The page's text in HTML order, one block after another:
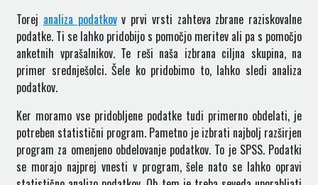
Torej analiza podatkovv prvi vrsti zahteva zbrane raziskovalne
podatke. Ti se lahko pridobijo s pomočjo meritev ali pa s pomočjo
anketnih vprašalnikov. Te reši naša izbrana ciljna skupina, na
primer srednješolci. Šele ko pridobimo to, lahko sledi analiza
podatkov.
Ker moramo vse pridobljene podatke tudi primerno obdelati, je
potreben statistični program. Pametno je izbrati najbolj razširjen
program za omenjeno obdelovanje podatkov. To je SPSS. Podatki
se morajo najprej vnesti v program, šele nato se lahko opravi